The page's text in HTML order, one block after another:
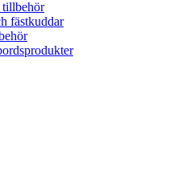
tillbehör
fästkuddar